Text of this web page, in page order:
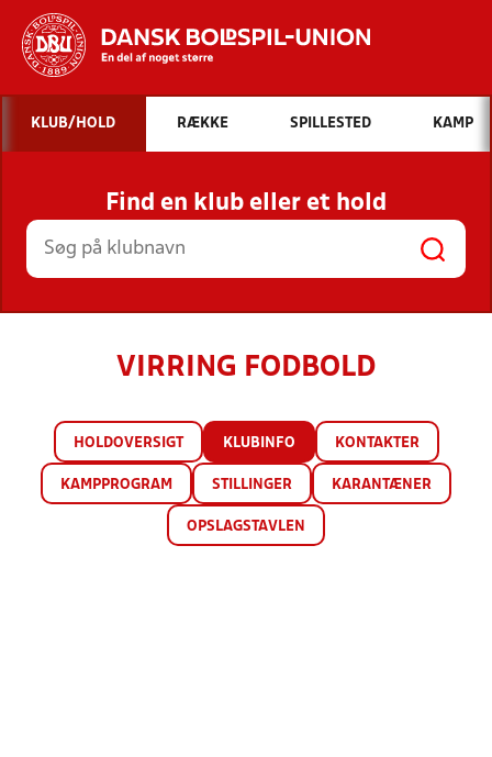
Hvad vil du søge efter?
INDHOLD OG NYHEDER
STILLINGER, RESULTATER, KLUBBER OG
HOLD
KLUB/HOLD RÆKKE SPILLESTED KAMP
Find en klub eller et hold
VIRRING FODBOLD
HOLDOVERSIGT KLUBINFO KONTAKTER
KAMPPROGRAM STILLINGER KARANTÆNER
OPSLAGSTAVLEN